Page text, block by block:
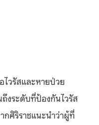
วรัสและหายป่วย
งระดับที่ป้องกันไวรัส
กศิริราชแนะนำว่าผู้ที่